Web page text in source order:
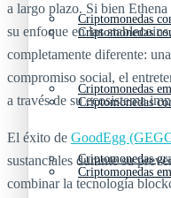
Criptomonedas
Criptomonedas
Criptomonedas
Criptomonedas
Criptomonedas
Criptomonedas
a largo plazo. Si bien
su enfoque en las
completamente diferente:
compromiso social, el
a través de su ecosistema
El éxito de GoodEgg
sustanciales durante su
combinar la tecnología